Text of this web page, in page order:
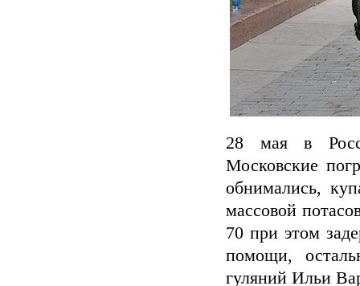
28 мая в
Московские
обнимались,
массовой
70 при этом
помощи,
гуляний Ильи